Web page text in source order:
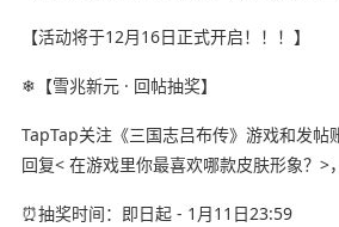
【活动将于12月16日正式开启！！！】
❄【雪兆新元 · 回帖抽奖】
TapTap关注《三国志吕布传》游戏和发帖
回复< 在游戏里你最喜欢哪款皮肤形象？>
⏰抽奖时间：即日起 - 1月11日23:59